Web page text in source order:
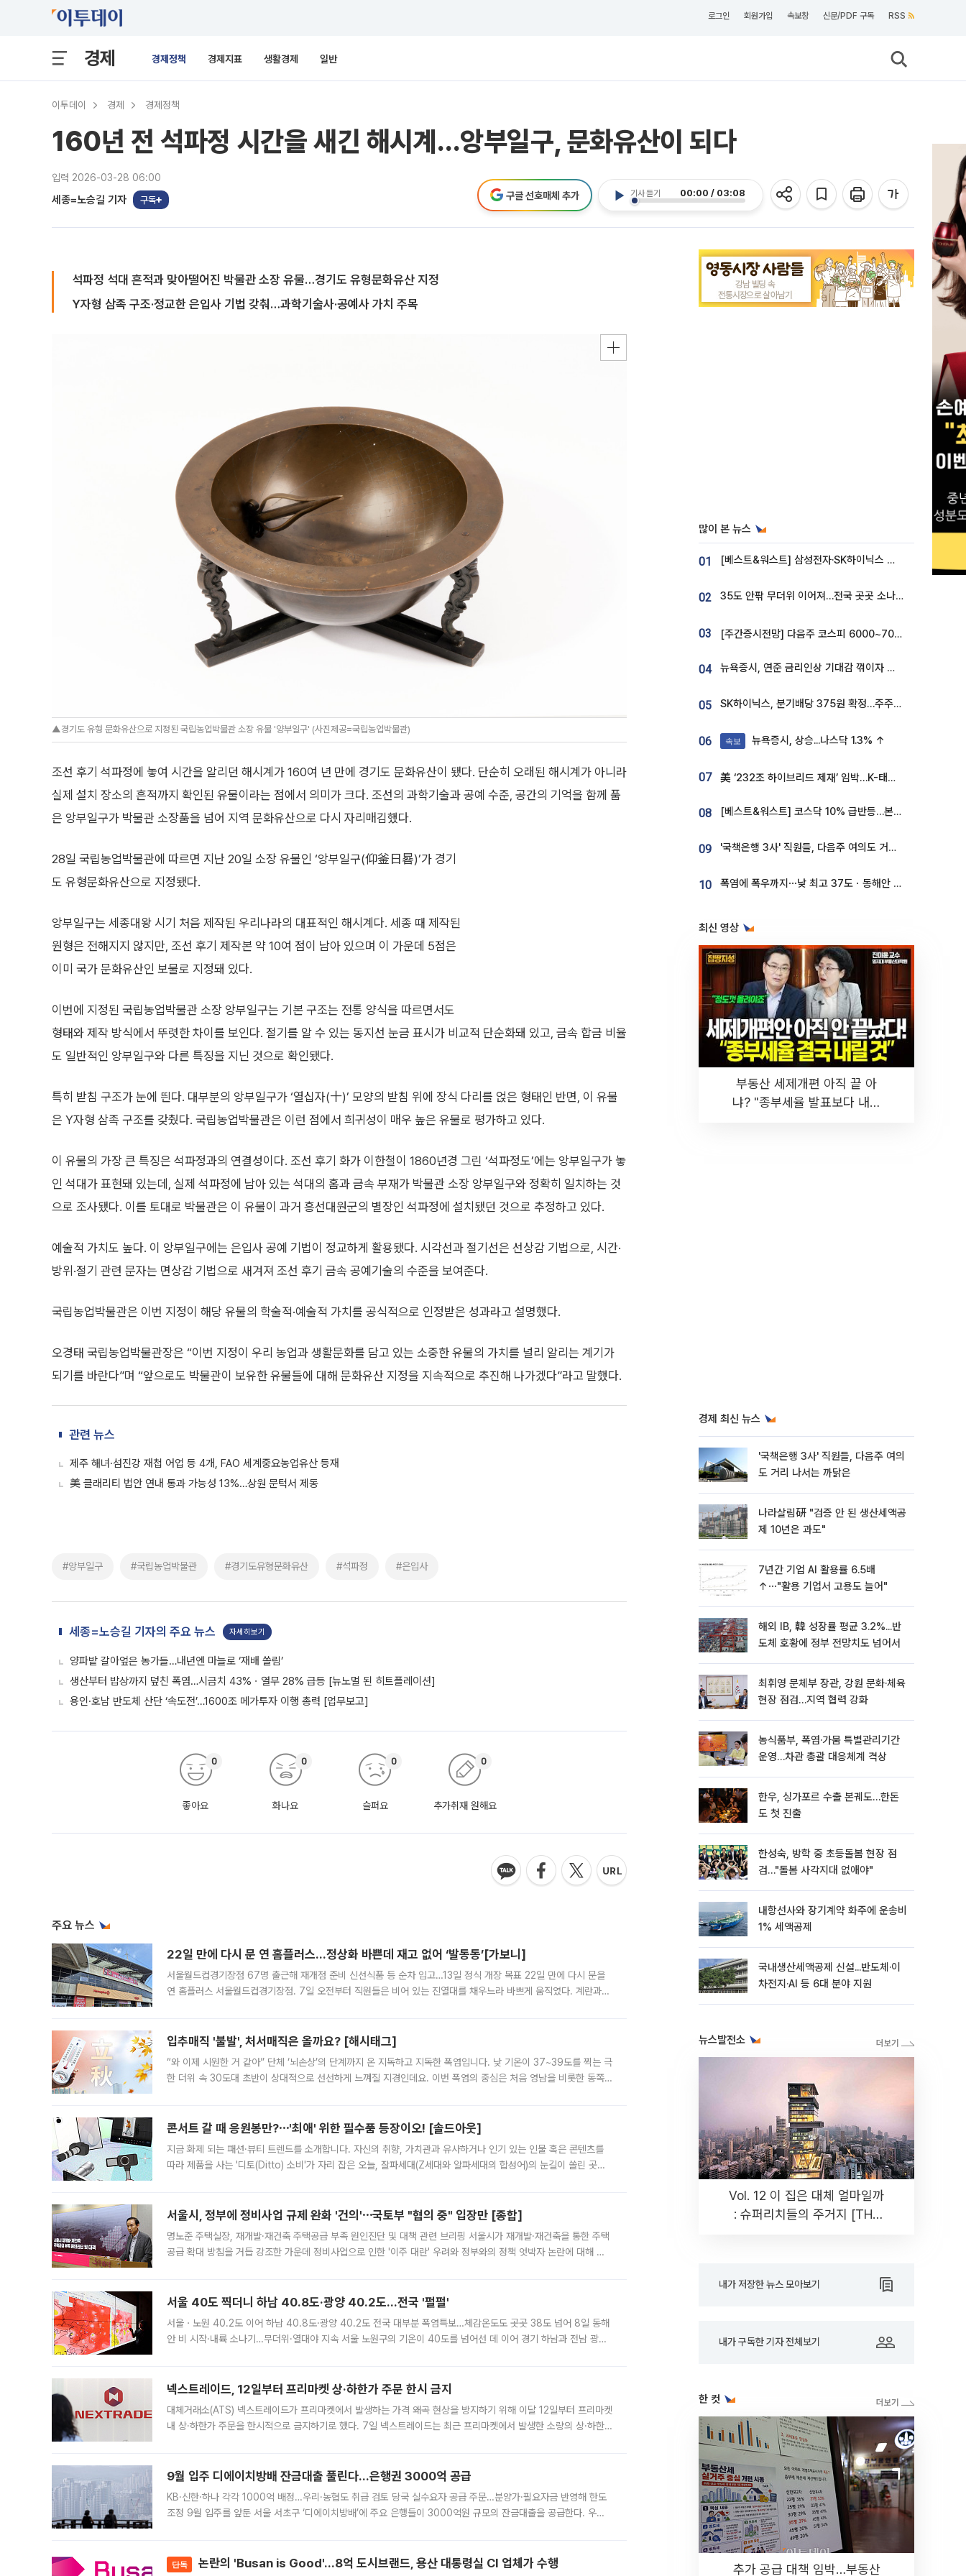
로그인 회원가입 속보창 신문/PDF 구독 RSS
경제 경제정책 경제지표 생활경제 일반
이투데이 경제 경제정책
160년 전 석파정 시간을 새긴 해시계…앙부일구, 문화유산이 되다
입력 2026-03-28 06:00
세종=노승길 기자 구독
기사 듣기 00:00 / 03:08
구글 선호매체 추가
석파정 석대 흔적과 맞아떨어진 박물관 소장 유물…경기도 유형문화유산 지정
Y자형 삼족 구조·정교한 은입사 기법 갖춰…과학기술사·공예사 가치 주목
▲경기도 유형 문화유산으로 지정된 국립농업박물관 소장 유물 '양부일구' (사진제공=국립농업박물관)
조선 후기 석파정에 놓여 시간을 알리던 해시계가 160여 년 만에 경기도 문화유산이 됐다. 단순히 오래된 해시계가 아니라
실제 설치 장소의 흔적까지 확인된 유물이라는 점에서 의미가 크다. 조선의 과학기술과 공예 수준, 공간의 기억을 함께 품
은 앙부일구가 박물관 소장품을 넘어 지역 문화유산으로 다시 자리매김했다.
28일 국립농업박물관에 따르면 지난 20일 소장 유물인 ‘앙부일구(仰釜日晷)’가 경기
도 유형문화유산으로 지정됐다.
앙부일구는 세종대왕 시기 처음 제작된 우리나라의 대표적인 해시계다. 세종 때 제작된
원형은 전해지지 않지만, 조선 후기 제작본 약 10여 점이 남아 있으며 이 가운데 5점은
이미 국가 문화유산인 보물로 지정돼 있다.
이번에 지정된 국립농업박물관 소장 앙부일구는 기본 구조는 전통 양식을 따르면서도
형태와 제작 방식에서 뚜렷한 차이를 보인다. 절기를 알 수 있는 동지선 눈금 표시가 비교적 단순화돼 있고, 금속 합금 비율
도 일반적인 앙부일구와 다른 특징을 지닌 것으로 확인됐다.
특히 받침 구조가 눈에 띈다. 대부분의 앙부일구가 ‘열십자(十)’ 모양의 받침 위에 장식 다리를 얹은 형태인 반면, 이 유물
은 Y자형 삼족 구조를 갖췄다. 국립농업박물관은 이런 점에서 희귀성이 매우 높은 유물로 평가하고 있다.
이 유물의 가장 큰 특징은 석파정과의 연결성이다. 조선 후기 화가 이한철이 1860년경 그린 ‘석파정도’에는 앙부일구가 놓
인 석대가 표현돼 있는데, 실제 석파정에 남아 있는 석대의 홈과 금속 부재가 박물관 소장 앙부일구와 정확히 일치하는 것
으로 조사됐다. 이를 토대로 박물관은 이 유물이 과거 흥선대원군의 별장인 석파정에 설치됐던 것으로 추정하고 있다.
예술적 가치도 높다. 이 앙부일구에는 은입사 공예 기법이 정교하게 활용됐다. 시각선과 절기선은 선상감 기법으로, 시간·
방위·절기 관련 문자는 면상감 기법으로 새겨져 조선 후기 금속 공예기술의 수준을 보여준다.
국립농업박물관은 이번 지정이 해당 유물의 학술적·예술적 가치를 공식적으로 인정받은 성과라고 설명했다.
오경태 국립농업박물관장은 “이번 지정이 우리 농업과 생활문화를 담고 있는 소중한 유물의 가치를 널리 알리는 계기가
되기를 바란다”며 “앞으로도 박물관이 보유한 유물들에 대해 문화유산 지정을 지속적으로 추진해 나가겠다”라고 말했다.
관련 뉴스
제주 해녀·섬진강 재첩 어업 등 4개, FAO 세계중요농업유산 등재
美 클래리티 법안 연내 통과 가능성 13%…상원 문턱서 제동
#앙부일구 #국립농업박물관 #경기도유형문화유산 #석파정 #은입사
세종=노승길 기자의 주요 뉴스 자세히보기
양파밭 갈아엎은 농가들…내년엔 마늘로 ‘재배 쏠림’
생산부터 밥상까지 덮친 폭염…시금치 43%ㆍ열무 28% 급등 [뉴노멀 된 히트플레이션]
용인·호남 반도체 산단 ‘속도전’…1600조 메가투자 이행 총력 [업무보고]
좋아요
0
화나요
0
슬퍼요
0
추가취재 원해요
0
주요 뉴스
22일 만에 다시 문 연 홈플러스…정상화 바쁜데 재고 없어 ‘발동동’[가보니]
서울월드컵경기장점 67명 출근해 재개점 준비 신선식품 등 순차 입고…13일 정식 개장 목표 22일 만에 다시 문을
연 홈플러스 서울월드컵경기장점. 7일 오전부터 직원들은 비어 있는 진열대를 채우느라 바쁘게 움직였다. 계란과
입추매직 '불발', 처서매직은 올까요? [해시태그]
“와 이제 시원한 거 같아” 단체 ‘뇌손상’의 단계까지 온 지독하고 지독한 폭염입니다. 낮 기온이 37~39도를 찍는 극
한 더위 속 30도대 초반이 상대적으로 선선하게 느껴질 지경인데요. 이번 폭염의 중심은 처음 영남을 비롯한 동쪽
콘서트 갈 때 응원봉만?⋯'최애' 위한 필수품 등장이오! [솔드아웃]
지금 화제 되는 패션·뷰티 트렌드를 소개합니다. 자신의 취향, 가치관과 유사하거나 인기 있는 인물 혹은 콘텐츠를
따라 제품을 사는 '디토(Ditto) 소비'가 자리 잡은 오늘, 잘파세대(Z세대와 알파세대의 합성어)의 눈길이 쏠린 곳은
서울시, 정부에 정비사업 규제 완화 '건의'⋯국토부 "협의 중" 입장만 [종합]
명노준 주택실장, 재개발·재건축 주택공급 부족 원인진단 및 대책 관련 브리핑 서울시가 재개발·재건축을 통한 주택
공급 확대 방침을 거듭 강조한 가운데 정비사업으로 인한 '이주 대란' 우려와 정부와의 정책 엇박자 논란에 대해 정
서울 40도 찍더니 하남 40.8도·광양 40.2도…전국 '펄펄'
서울ㆍ노원 40.2도 이어 하남 40.8도·광양 40.2도 전국 대부분 폭염특보…체감온도도 곳곳 38도 넘어 8일 동해
안 비 시작·내륙 소나기…무더위·열대야 지속 서울 노원구의 기온이 40도를 넘어선 데 이어 경기 하남과 전남 광양
넥스트레이드, 12일부터 프리마켓 상·하한가 주문 한시 금지
대체거래소(ATS) 넥스트레이드가 프리마켓에서 발생하는 가격 왜곡 현상을 방지하기 위해 이달 12일부터 프리마켓
내 상·하한가 주문을 한시적으로 금지하기로 했다. 7일 넥스트레이드는 최근 프리마켓에서 발생한 소량의 상·하한
9월 입주 디에이치방배 잔금대출 풀린다…은행권 3000억 공급
KB·신한·하나 각각 1000억 배정…우리·농협도 취급 검토 당국 실수요자 공급 주문…분양가·필요자금 반영해 한도
조정 9월 입주를 앞둔 서울 서초구 ‘디에이치방배’에 주요 은행들이 3000억원 규모의 잔금대출을 공급한다. 우리
단독 논란의 'Busan is Good'…8억 도시브랜드, 용산 대통령실 CI 업체가 수행
많이 본 뉴스
01 [베스트&워스트] 삼성전자·SK하이닉스 밀린 한 주…상상인증권은 85% 급등
02 35도 안팎 무더위 이어져…전국 곳곳 소나기 [오늘 날씨]
03 [주간증시전망] 다음주 코스피 6000~7000⋯“外人 수급은 정책이 변수”
04 뉴욕증시, 연준 금리인상 기대감 꺾이자 상승...S&P500 사상 최고치 [종합]
05 SK하이닉스, 분기배당 375원 확정…주주환원책 9월로 앞당겨 발표
06 속보 뉴욕증시, 상승...나스닥 1.3% ↑
07 美 ‘232조 하이브리드 제재’ 임박…K-태양광, 불확실성 털고 날개 다나
08 [베스트&워스트] 코스닥 10% 급반등…본느, 최대주주 변경 기대에 270% 폭등
09 '국책은행 3사' 직원들, 다음주 여의도 거리 나서는 까닭은
10 폭염에 폭우까지⋯낮 최고 37도ㆍ동해안 강한 비 [날씨]
최신 영상
부동산 세제개편 아직 끝 아
냐? "종부세율 발표보다 내릴
경제 최신 뉴스
'국책은행 3사' 직원들, 다음주 여의
도 거리 나서는 까닭은
나라살림硏 "검증 안 된 생산세액공
제 10년은 과도"
7년간 기업 AI 활용률 6.5배
↑⋯"활용 기업서 고용도 늘어"
해외 IB, 韓 성장률 평균 3.2%...반
도체 호황에 정부 전망치도 넘어서
최휘영 문체부 장관, 강원 문화·체육
현장 점검…지역 협력 강화
농식품부, 폭염·가뭄 특별관리기간
운영…차관 총괄 대응체계 격상
한우, 싱가포르 수출 본궤도…한돈
도 첫 진출
한성숙, 방학 중 초등돌봄 현장 점
검…"돌봄 사각지대 없애야"
내항선사와 장기계약 화주에 운송비
1% 세액공제
국내생산세액공제 신설...반도체·이
차전지·AI 등 6대 분야 지원
뉴스발전소
Vol. 12 이 집은 대체 얼마일까
: 슈퍼리치들의 주거지 [THE
내가 저장한 뉴스 모아보기
내가 구독한 기자 전체보기
한 컷
추가 공급 대책 임박…부동산